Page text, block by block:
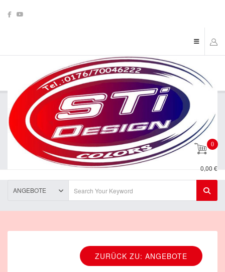
0
0,00 €
ANGEBOTE
ZURÜCK ZU: ANGEBOTE